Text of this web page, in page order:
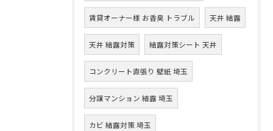
賃貸オーナー様 お香臭 トラブル 天井 結露
天井 結露対策 結露対策シート 天井
コンクリート直張り 壁紙 埼玉
分譲マンション 結露 埼玉
カビ 結露対策 埼玉